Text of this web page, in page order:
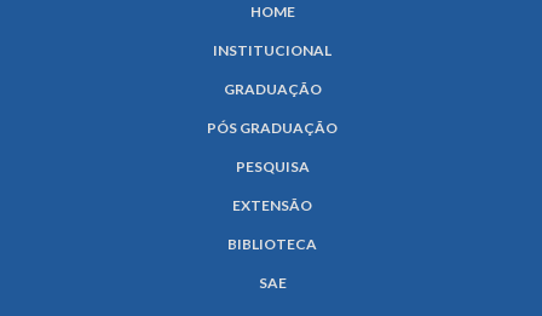
HOME
INSTITUCIONAL
GRADUAÇÃO
PÓS GRADUAÇÃO
PESQUISA
EXTENSÃO
BIBLIOTECA
SAE